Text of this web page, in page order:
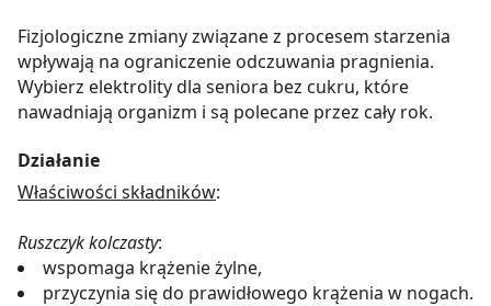
Fizjologiczne zmiany związane z procesem starzenia
wpływają na ograniczenie odczuwania pragnienia.
Wybierz elektrolity dla seniora bez cukru, które
nawadniają organizm i są polecane przez cały rok.
Działanie
Właściwości składników:
Ruszczyk kolczasty:
wspomaga krążenie żylne,
przyczynia się do prawidłowego krążenia w nogach.